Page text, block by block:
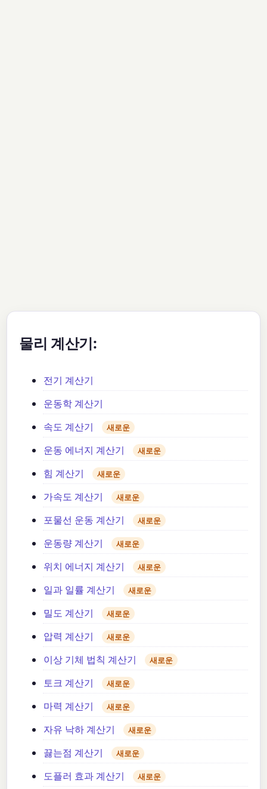
물리 계산기:
전기 계산기
운동학 계산기
속도 계산기
새로운
운동 에너지 계산기 새로운
힘 계산기 새로운
가속도 계산기 새로운
포물선 운동 계산기 새로운
운동량 계산기 새로운
위치 에너지 계산기 새로운
일과 일률 계산기 새로운
밀도 계산기 새로운
압력 계산기 새로운
이상 기체 법칙 계산기 새로운
토크 계산기 새로운
마력 계산기 새로운
자유 낙하 계산기 새로운
끓는점 계산기 새로운
도플러 효과 계산기 새로운